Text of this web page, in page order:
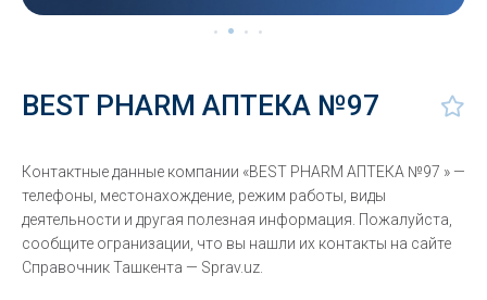
BEST PHARM АПТЕКА №97
Контактные данные компании «BEST PHARM АПТЕКА №97 » —
телефоны, местонахождение, режим работы, виды
деятельности и другая полезная информация. Пожалуйста,
сообщите огранизации, что вы нашли их контакты на сайте
Справочник Ташкента — Sprav.uz.